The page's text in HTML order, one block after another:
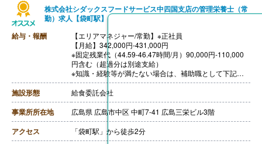
株式会社シダックスフードサービス中四国支店の管理栄養士（常
勤）求人【袋町駅】
給与・報酬
【エリアマネジャー/常勤】※正社員
【月給】342,000円-431,000円
※固定残業代（44.59-46.47時間/月）90,000円-110,000
円含む（超過分は別途支給）
※知識・経験等が満たない場合は、補助職として下記の
給与での採用の可能性あり
228,000円-396,000円（各手当含む）
［その他手当］
・時間外勤務手当
・休日勤務手当
・深夜勤務手当（22:00-翌05:00）
・休業手当
施設形態 給食委託会社
事業所所在地 広島県 広島市中区 中町7-41 広島三栄ビル3階
アクセス 「袋町駅」から徒歩2分